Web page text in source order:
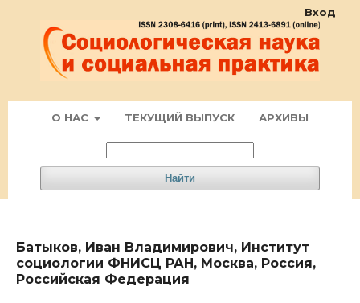
О НАС ТЕКУЩИЙ ВЫПУСК АРХИВЫ
Найти
Вход
Батыков, Иван Владимирович, Институт
социологии ФНИСЦ РАН, Москва, Россия,
Российская Федерация